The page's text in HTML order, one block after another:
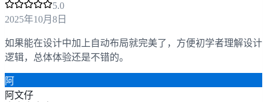
5.0
2025年10月8日
如果能在设计中加上自动布局就完美了，方便初学者理解设计
逻辑，总体体验还是不错的。
阿
阿文仔